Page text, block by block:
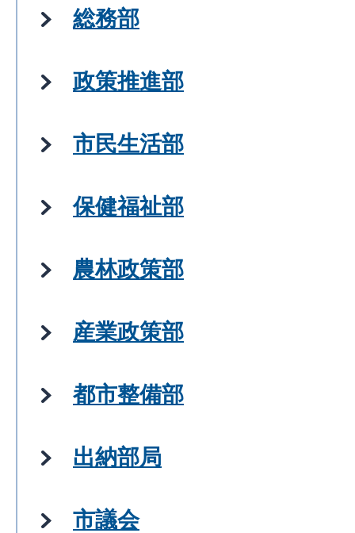
総務部
政策推進部
市民生活部
保健福祉部
農林政策部
産業政策部
都市整備部
出納部局
市議会